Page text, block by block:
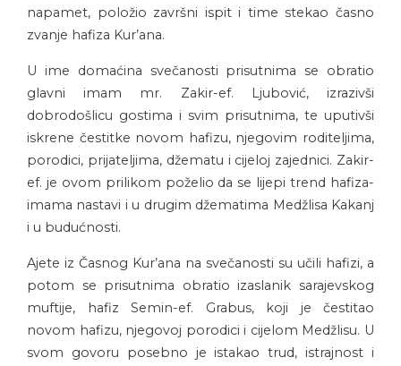
napamet, položio završni ispit i time stekao časno
zvanje hafiza Kur’ana.
U ime domaćina svečanosti prisutnima se obratio
glavni imam mr. Zakir-ef. Ljubović, izrazivši
dobrodošlicu gostima i svim prisutnima, te uputivši
iskrene čestitke novom hafizu, njegovim roditeljima,
porodici, prijateljima, džematu i cijeloj zajednici. Zakir-
ef. je ovom prilikom poželio da se lijepi trend hafiza-
imama nastavi i u drugim džematima Medžlisa Kakanj
i u budućnosti.
Ajete iz Časnog Kur’ana na svečanosti su učili hafizi, a
potom se prisutnima obratio izaslanik sarajevskog
muftije, hafiz Semin-ef. Grabus, koji je čestitao
novom hafizu, njegovoj porodici i cijelom Medžlisu. U
svom govoru posebno je istakao trud, istrajnost i